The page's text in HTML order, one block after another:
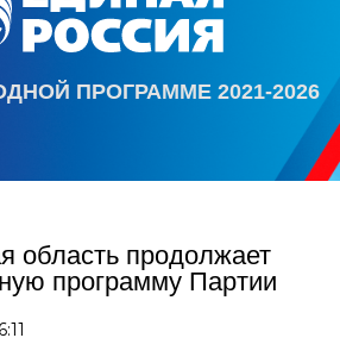
ПРОГРАММЕ 2021-2026
область продолжает
программу Партии